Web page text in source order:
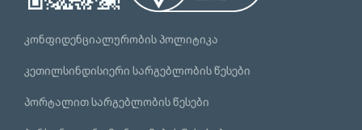
კონფიდენციალურობის პოლიტიკა
კეთილსინდისიერი სარგებლობის წესები
პორტალით სარგებლობის წესები